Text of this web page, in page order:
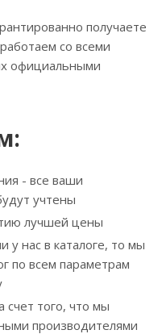
получаете
со всеми
официальными
- все ваши
учтены
лучшей цены
у нас в каталоге, то мы
по всем параметрам
счет того, что мы
производителями